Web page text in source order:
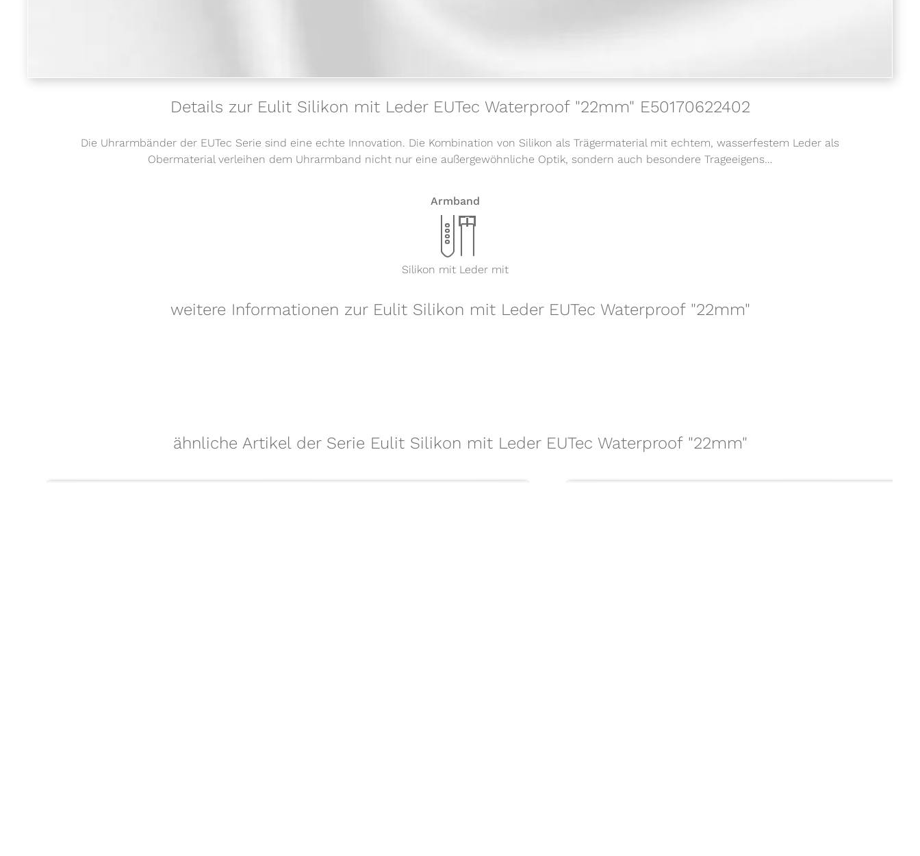
Details zur Eulit Silikon mit Leder EUTec Waterproof "22mm" E50170622402
Die Uhrarmbänder der EUTec Serie sind eine echte Innovation. Die Kombination von Silikon als Trägermaterial mit echtem, wasserfestem Leder als
Obermaterial verleihen dem Uhrarmband nicht nur eine außergewöhnliche Optik, sondern auch besondere Trageeigens…
Armband
x
Silikon mit Leder mit
weitere Informationen zur Eulit Silikon mit Leder EUTec Waterproof "22mm"
ähnliche Artikel der Serie Eulit Silikon mit Leder EUTec Waterproof "22mm"